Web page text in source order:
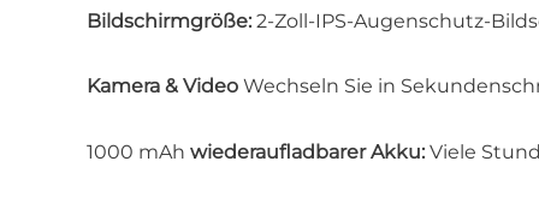
Bildschirmgröße: 2-Zoll-IPS-Augenschutz-
Kamera & Video Wechseln Sie in
1000 mAh wiederaufladbarer Akku: Viele